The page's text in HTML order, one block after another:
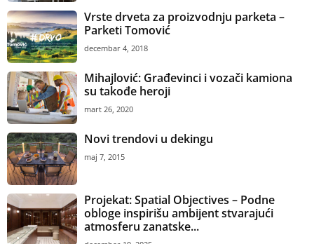
Vrste drveta za proizvodnju parketa –
Parketi Tomović
decembar 4, 2018
Mihajlović: Građevinci i vozači kamiona
su takođe heroji
mart 26, 2020
Novi trendovi u dekingu
maj 7, 2015
Projekat: Spatial Objectives – Podne
obloge inspirišu ambijent stvarajući
atmosferu zanatske...